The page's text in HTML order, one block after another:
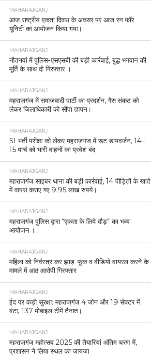
MAHARAJGANJ
आज राष्ट्रीय एकता दिवस के अवसर पर आज रन फॉर
यूनिटी का आयोजन किया गया।
MAHARAJGANJ
नौतनवां में पुलिस-एसएसबी की बड़ी कार्रवाई, बुद्ध भगवान की
मूर्ति के साथ दो गिरफ्तार ।
MAHARAJGANJ
महराजगंज में समाजवादी पार्टी का प्रदर्शन, गैस संकट को
लेकर जिलाधिकारी को सौंपा ज्ञापन।
MAHARAJGANJ
SI भर्ती परीक्षा को लेकर महराजगंज में रूट डायवर्जन, 14–
15 मार्च को भारी वाहनों का प्रवेश बंद
MAHARAJGANJ
महराजगंज साइबर थाना की बड़ी कार्रवाई, 14 पीड़ितों के खाते
में वापस कराए गए 9.95 लाख रुपये।
MAHARAJGANJ
महराजगंज पुलिस द्वारा “एकता के लिये दौड़” का भव्य
आयोजन ।
MAHARAJGANJ
महिला को निर्वस्त्र कर झाड़-फूंक व वीडियो वायरल करने के
मामले में आठ आरोपी गिरफ्तार
MAHARAJGANJ
ईद पर कड़ी सुरक्षा: महराजगंज 4 जोन और 19 सेक्टर में
बंटा, 137 मोबाइल टीमें तैनात।
MAHARAJGANJ
महराजगंज महोत्सव 2025 की तैयारियां अंतिम चरण में,
प्रशासन ने लिया स्थल का जायजा